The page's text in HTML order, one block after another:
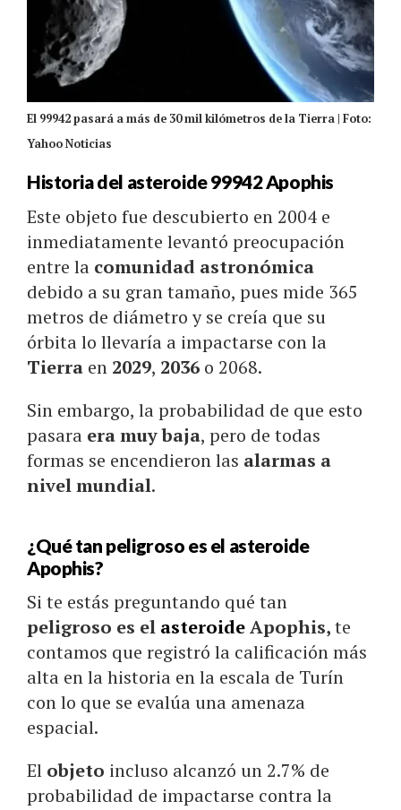
El 99942 pasará a más de 30 mil kilómetros de la Tierra | Foto:
Yahoo Noticias
Historia del asteroide 99942 Apophis
Este objeto fue descubierto en 2004 e
inmediatamente levantó preocupación
entre la comunidad astronómica
debido a su gran tamaño, pues mide 365
metros de diámetro y se creía que su
órbita lo llevaría a impactarse con la
Tierra en 2029, 2036 o 2068.
Sin embargo, la probabilidad de que esto
pasara era muy baja, pero de todas
formas se encendieron las alarmas a
nivel mundial.
¿Qué tan peligroso es el asteroide
Apophis?
Si te estás preguntando qué tan
peligroso es el asteroideApophis,te
contamos que registró la calificación más
alta en la historia en la escala de Turín
con lo que se evalúa una amenaza
espacial.
El objeto incluso alcanzó un 2.7% de
probabilidad de impactarse contra la